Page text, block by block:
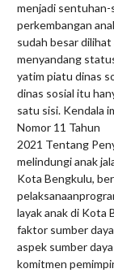
menjadi sentuhan-
perkembangan
sudah besar dilihat
menyandang
yatim piatu dinas
dinas sosial itu
satu sisi. Kendala
Nomor 11 Tahun
2021 Tentang
melindungi anak
Kota Bengkulu,
layak anak di Kota
faktor sumber
aspek sumber
komitmen